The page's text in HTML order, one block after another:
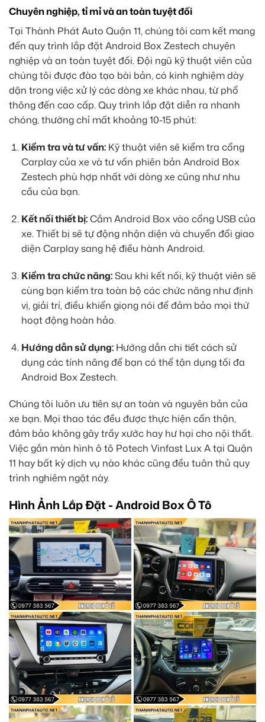
Chuyên nghiệp, tỉ mỉ và an toàn tuyệt đối
Tại Thành Phát Auto Quận 11, chúng tôi cam kết mang
đến quy trình lắp đặt Android Box Zestech chuyên
nghiệp và an toàn tuyệt đối. Đội ngũ kỹ thuật viên của
chúng tôi được đào tạo bài bản, có kinh nghiệm dày
dặn trong việc xử lý các dòng xe khác nhau, từ phổ
thông đến cao cấp. Quy trình lắp đặt diễn ra nhanh
chóng, thường chỉ mất khoảng 10-15 phút:
Kiểm tra và tư vấn:Kỹ thuật viên sẽ kiểm tra cổng
Carplay của xe và tư vấn phiên bản Android Box
Zestech phù hợp nhất với dòng xe cũng như nhu
cầu của bạn.
Kết nối thiết bị:Cắm Android Box vào cổng USB của
xe. Thiết bị sẽ tự động nhận diện và chuyển đổi giao
diện Carplay sang hệ điều hành Android.
Kiểm tra chức năng:Sau khi kết nối, kỹ thuật viên sẽ
cùng bạn kiểm tra toàn bộ các chức năng như định
vị, giải trí, điều khiển giọng nói để đảm bảo mọi thứ
hoạt động hoàn hảo.
Hướng dẫn sử dụng:Hướng dẫn chi tiết cách sử
dụng các tính năng để bạn có thể tận dụng tối đa
Android Box Zestech.
Chúng tôi luôn ưu tiên sự an toàn và nguyên bản của
xe bạn. Mọi thao tác đều được thực hiện cẩn thận,
đảm bảo không gây trầy xước hay hư hại cho nội thất.
Việc gắn màn hình ô tô Potech Vinfast Lux A tại Quận
11 hay bất kỳ dịch vụ nào khác cũng đều tuân thủ quy
trình nghiêm ngặt này.
Hình Ảnh Lắp Đặt - Android Box Ô Tô